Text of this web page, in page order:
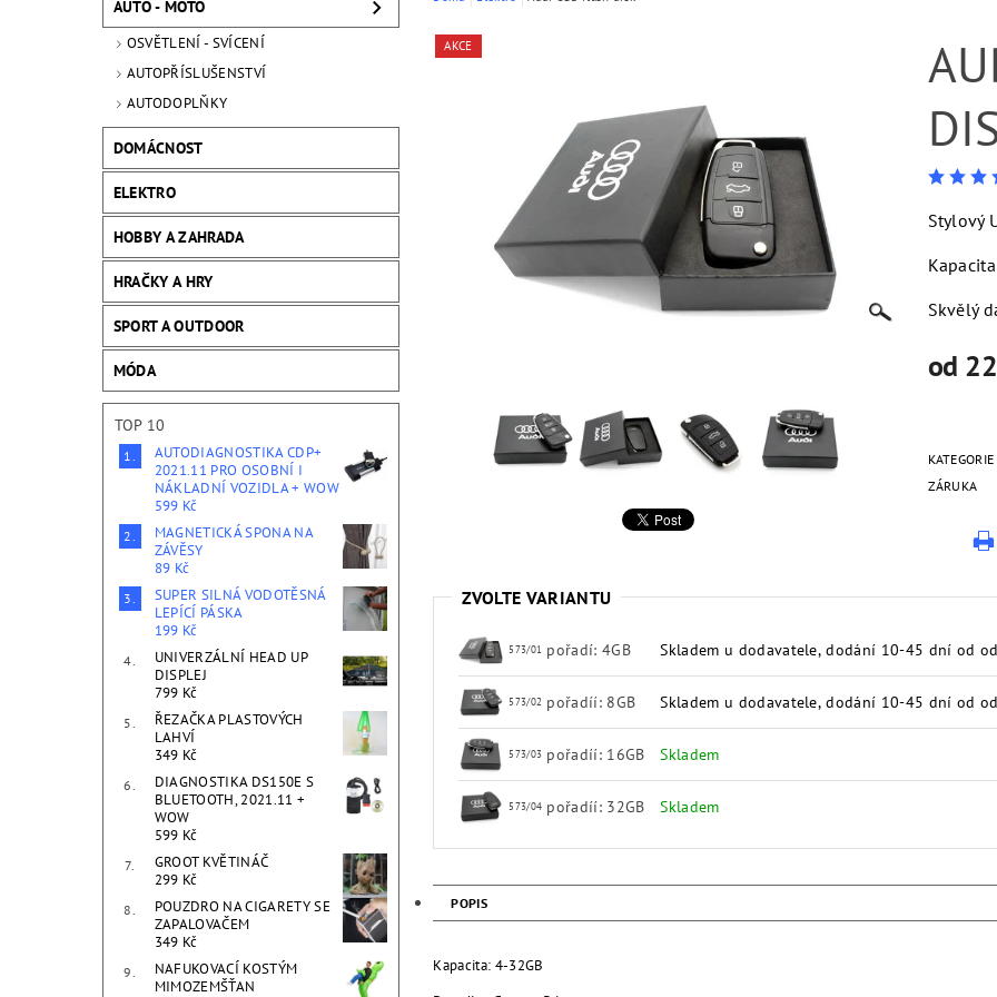
AUTO - MOTO
OSVĚTLENÍ - SVÍCENÍ
AUTOPŘÍSLUŠENSTVÍ
AUTODOPLŇKY
DOMÁCNOST
ELEKTRO
HOBBY A ZAHRADA
HRAČKY A HRY
SPORT A OUTDOOR
MÓDA
TOP 10
AUTODIAGNOSTIKA CDP+
2021.11 PRO OSOBNÍ I
NÁKLADNÍ VOZIDLA + WOW
599 Kč
MAGNETICKÁ SPONA NA
ZÁVĚSY
89 Kč
SUPER SILNÁ VODOTĚSNÁ
LEPÍCÍ PÁSKA
199 Kč
UNIVERZÁLNÍ HEAD UP
DISPLEJ
799 Kč
ŘEZAČKA PLASTOVÝCH
LAHVÍ
349 Kč
DIAGNOSTIKA DS150E S
BLUETOOTH, 2021.11 +
WOW
599 Kč
GROOT KVĚTINÁČ
299 Kč
POUZDRO NA CIGARETY SE
ZAPALOVAČEM
349 Kč
NAFUKOVACÍ KOSTÝM
MIMOZEMŠŤAN
AKCE
Stylový
Skvělý
od
KATEGORIE
ZÁRUKA
ZVOLTE VARIANTU
573/01 pořadí: 4GB Skladem u dodavatele, dodání 10-45 dní od
573/02 pořadíí: 8GB Skladem u dodavatele, dodání 10-45 dní od
573/03 pořadíí: 16GB Skladem
573/04 pořadíí: 32GB Skladem
POPIS
Kapacita: 4-32GB